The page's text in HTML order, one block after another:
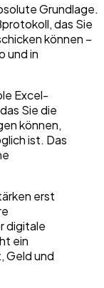
Grundlage.
das Sie
können –
und in
Excel-
Sie die
können,
ist. Das
erst
digitale
ein
Geld und